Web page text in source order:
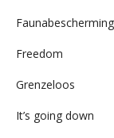
Faunabescherming
Freedom
Grenzeloos
It’s going down